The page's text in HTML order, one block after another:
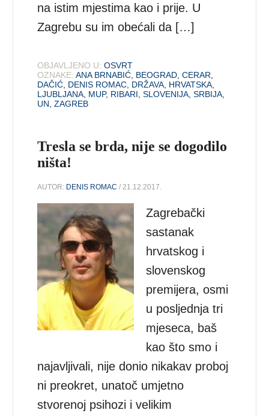
na istim mjestima kao i prije. U
Zagrebu su im obećali da […]
OBJAVLJENO U: OSVRT
OZNAKE: ANA BRNABIĆ BEOGRAD ,CERAR
DAČIĆ DENIS ROMAC DRŽAVA HRVATSKA
LJUBLJANA MUP, RIBARI ,SLOVENIJA ,SRBIJA
UN ,ZAGREB
Tresla se brda, nije se dogodilo
ništa!
AUTOR: DENIS ROMAC / 21.12.2017.
Zagrebački
sastanak
hrvatskog i
slovenskog
premijera, osmi
u posljednja tri
mjeseca, baš
kao što smo i
najavljivali, nije donio nikakav proboj
ni preokret, unatoč umjetno
stvorenoj psihozi i velikim